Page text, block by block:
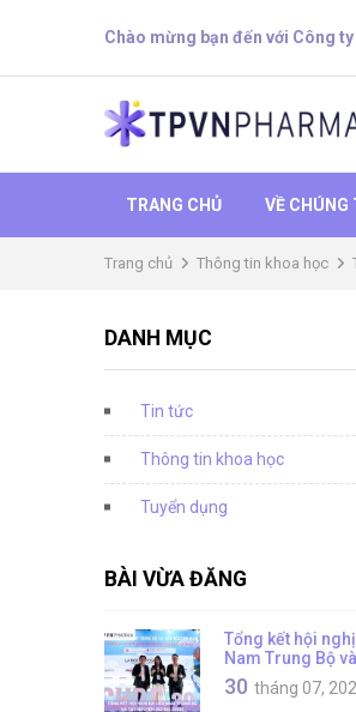
Chào mừng bạn đến với Công
TRANG CHỦ VỀ CHÚNG
Trang chủ Thông tin khoa học
DANH MỤC
Tin tức
Thông tin khoa học
Tuyển dụng
BÀI VỪA ĐĂNG
Tổng kết hội
Nam Trung Bộ
30 tháng 07,